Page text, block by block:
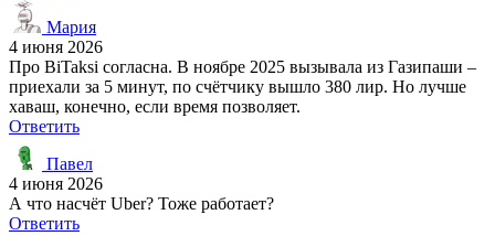
Мария
4 июня 2026
Про BiTaksi согласна. В ноябре 2025 вызывала из Газипаши –
приехали за 5 минут, по счётчику вышло 380 лир. Но лучше
хаваш, конечно, если время позволяет.
Ответить
Павел
4 июня 2026
А что насчёт Uber? Тоже работает?
Ответить